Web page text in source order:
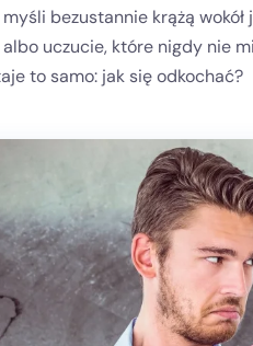
bezustannie krążą
uczucie, które nigdy nie
to samo: jak się odkochać?